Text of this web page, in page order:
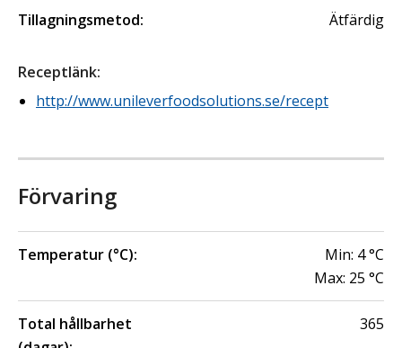
Tillagningsmetod: Ätfärdig
Receptlänk:
http://www.unileverfoodsolutions.se/recept
Förvaring
Temperatur (°C): Min: 4°C
Max: 25 °C
Total hållbarhet
365